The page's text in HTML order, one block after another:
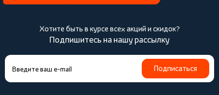
Хотите быть в курсе всех акций и скидок?
Подпишитесь на нашу рассылку
Подписаться